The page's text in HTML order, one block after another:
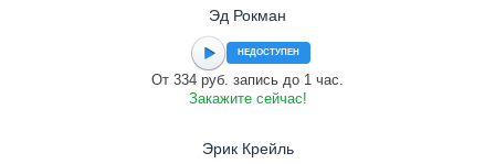
Эд Рокман
НЕДОСТУПЕН
От 334 руб. запись до 1 час.
Закажите сейчас!
Эрик Крейль